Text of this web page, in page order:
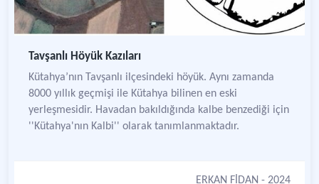
Tavşanlı Höyük Kazıları
Kütahya’nın Tavşanlı ilçesindeki höyük. Aynı zamanda
8000 yıllık geçmişi ile Kütahya bilinen en eski
yerleşmesidir. Havadan bakıldığında kalbe benzediği için
''Kütahya'nın Kalbi'' olarak tanımlanmaktadır.
ERKAN FİDAN - 2024